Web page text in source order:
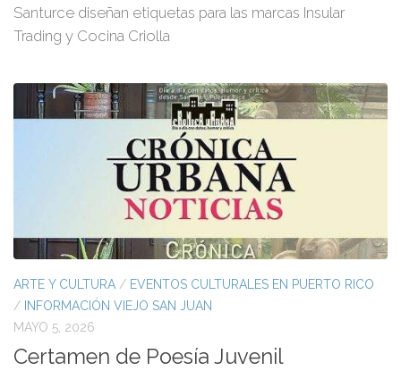
Santurce diseñan etiquetas para las marcas Insular
Trading y Cocina Criolla
ARTE Y CULTURA / EVENTOS CULTURALES EN PUERTO RICO
/ INFORMACIÓN VIEJO SAN JUAN
MAYO 5, 2026
Certamen de Poesía Juvenil